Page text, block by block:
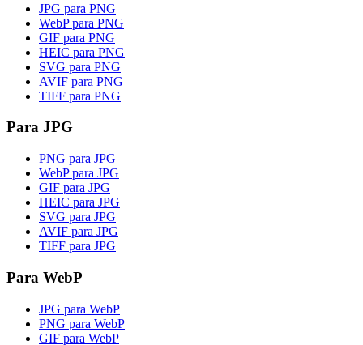
JPG para PNG
WebP para PNG
GIF para PNG
HEIC para PNG
SVG para PNG
AVIF para PNG
TIFF para PNG
Para JPG
PNG para JPG
WebP para JPG
GIF para JPG
HEIC para JPG
SVG para JPG
AVIF para JPG
TIFF para JPG
Para WebP
JPG para WebP
PNG para WebP
GIF para WebP